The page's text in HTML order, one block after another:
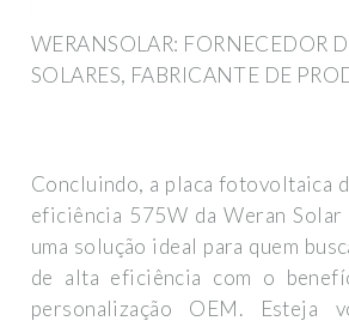
WERANSOLAR: FORNECEDOR
SOLARES, FABRICANTE DE
Concluindo, a placa fotovoltaica
eficiência 575W da Weran
uma solução ideal para quem
de alta eficiência com o
personalização OEM. Esteja